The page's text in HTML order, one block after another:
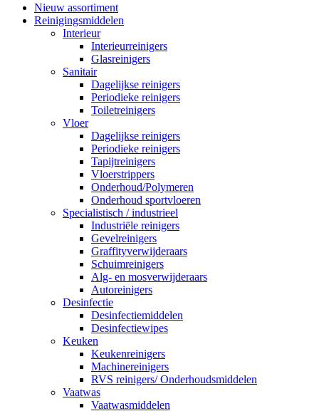
Nieuw assortiment
Reinigingsmiddelen
Interieur
Interieurreinigers
Glasreinigers
Sanitair
Dagelijkse reinigers
Periodieke reinigers
Toiletreinigers
Vloer
Dagelijkse reinigers
Periodieke reinigers
Tapijtreinigers
Vloerstrippers
Onderhoud/Polymeren
Onderhoud sportvloeren
Specialistisch / industrieel
Industriële reinigers
Gevelreinigers
Graffityverwijderaars
Schuimreinigers
Alg- en mosverwijderaars
Autoreinigers
Desinfectie
Desinfectiemiddelen
Desinfectiewipes
Keuken
Keukenreinigers
Machinereinigers
RVS reinigers/ Onderhoudsmiddelen
Vaatwas
Vaatwasmiddelen